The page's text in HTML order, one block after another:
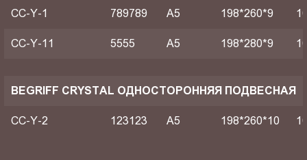
CC-Y-1 789789 A5 198*260*9
CC-Y-11 5555 A5 198*280*9
BEGRIFF CRYSTAL ОДНОСТОРОННЯЯ ПОДВЕСНАЯ
CC-Y-2 123123 A5 198*260*10